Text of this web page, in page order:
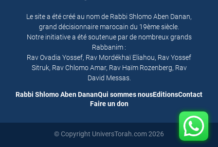
Le site a été créé au nom de Rabbi Shlomo Aben Danan,
grand décisionnaire marocain du 19ème siècle.
Notre initiative a été soutenue par de nombreux grands
Rabbanim :
Rav Ovadia Yossef, Rav Mordékhaï Eliahou, Rav Yossef
Sitruk, Rav Chlomo Amar, Rav Haïm Rozenberg, Rav
David Messas.
Rabbi Shlomo Aben DananQui sommes nousEditionsContact
Faire un don
© Copyright UniversTorah.com 2026